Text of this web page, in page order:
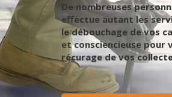
De nombreuses
effectue autant les
le débouchage de vos
et consciencieuse pour
récurage de vos